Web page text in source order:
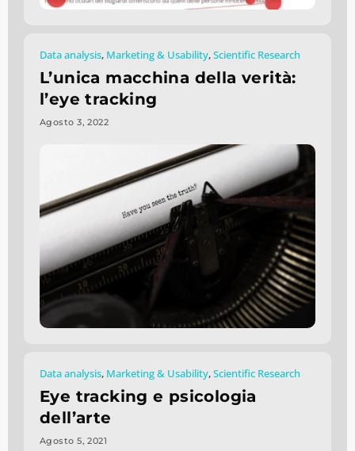
Data analysis, Marketing & Usability,Scientific Research
L’unica macchina della verità:
l’eye tracking
Agosto 3, 2022
Data analysis, Marketing & Usability,Scientific Research
Eye tracking e psicologia
dell’arte
Agosto 5, 2021